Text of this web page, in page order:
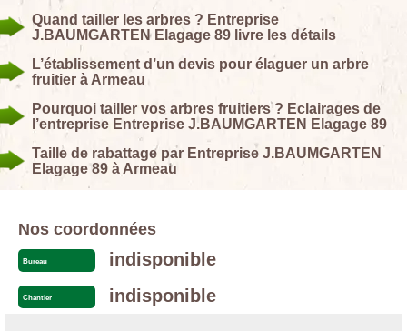
Quand tailler les arbres ? Entreprise
J.BAUMGARTEN Elagage 89 livre les détails
L’établissement d’un devis pour élaguer un arbre
fruitier à Armeau
Pourquoi tailler vos arbres fruitiers ? Eclairages de
l’entreprise Entreprise J.BAUMGARTEN Elagage 89
Taille de rabattage par Entreprise J.BAUMGARTEN
Elagage 89 à Armeau
Nos coordonnées
Bureau indisponible
Chantier indisponible